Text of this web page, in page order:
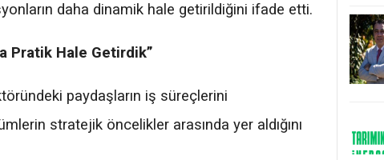
daha dinamik hale getirildiğini ifade etti.
Pratik Hale Getirdik”
paydaşların iş süreçlerini
stratejik öncelikler arasında yer aldığını